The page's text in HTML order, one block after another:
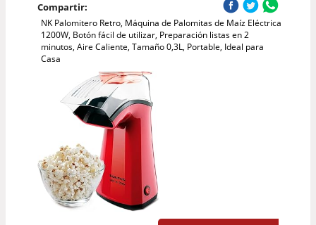
Compartir:
NK Palomitero Retro, Máquina de Palomitas de Maíz Eléctrica
1200W, Botón fácil de utilizar, Preparación listas en 2
minutos, Aire Caliente, Tamaño 0,3L, Portable, Ideal para
Casa